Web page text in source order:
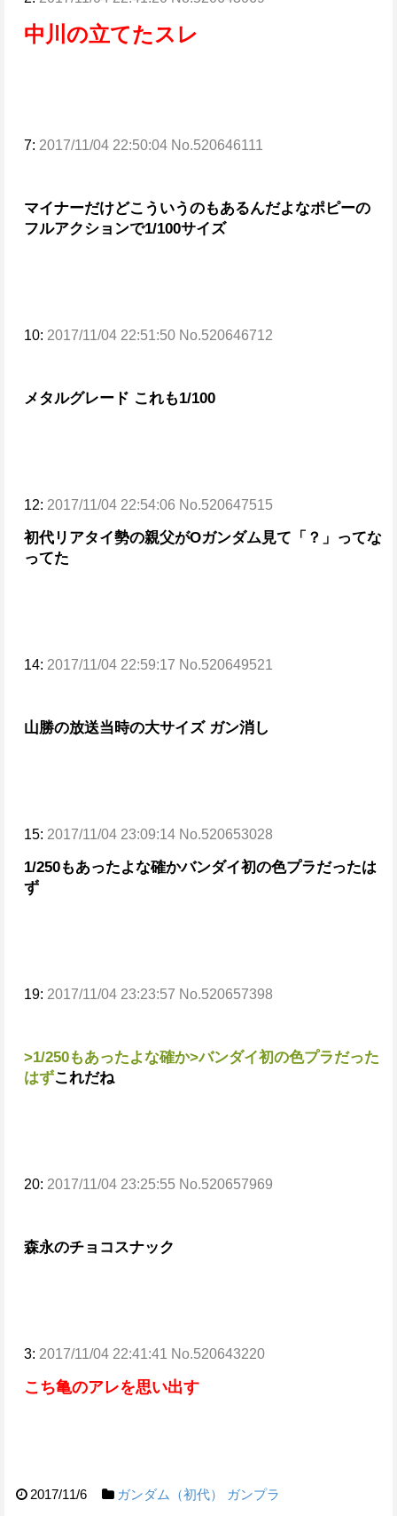
中川の立てたスレ
7: 2017/11/04 22:50:04 No.520646111
マイナーだけどこういうのもあるんだよなポピーの
フルアクションで1/100サイズ
10: 2017/11/04 22:51:50 No.520646712
メタルグレード これも1/100
12: 2017/11/04 22:54:06 No.520647515
初代リアタイ勢の親父がOガンダム見て「？」ってな
ってた
14: 2017/11/04 22:59:17 No.520649521
山勝の放送当時の大サイズ ガン消し
15: 2017/11/04 23:09:14 No.520653028
1/250もあったよな確かバンダイ初の色プラだったは
ず
19: 2017/11/04 23:23:57 No.520657398
>1/250もあったよな確か>バンダイ初の色プラだった
はずこれだね
20: 2017/11/04 23:25:55 No.520657969
森永のチョコスナック
3: 2017/11/04 22:41:41 No.520643220
こち亀のアレを思い出す
2017/11/6 ガンダム（初代） ガンプラ